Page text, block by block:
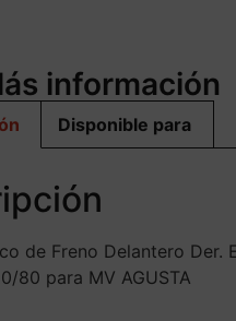
información
Disponible para
de Freno Delantero Der.
80 para MV AGUSTA